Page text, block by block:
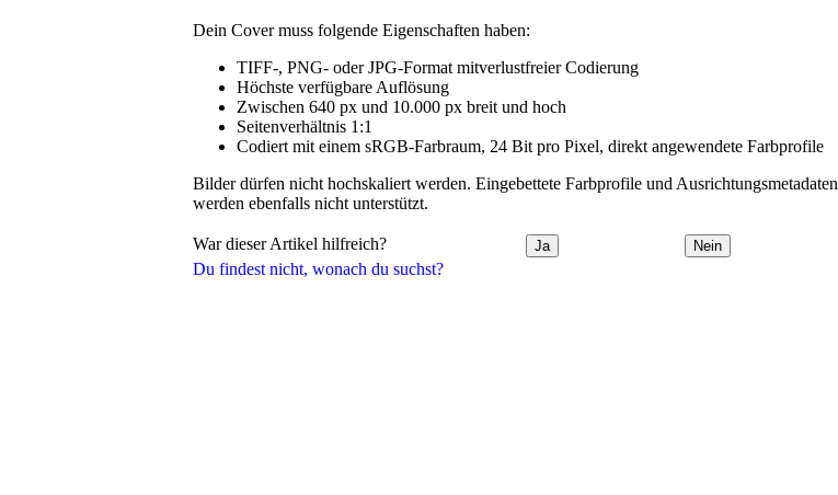
Du findest nicht, wonach du suchst?
Dein Cover muss folgende Eigenschaften haben:
TIFF-, PNG- oder JPG-Format mitverlustfreier Codierung
Höchste verfügbare Auflösung
Zwischen 640 px und 10.000 px breit und hoch
Seitenverhältnis 1:1
Codiert mit einem sRGB-Farbraum, 24 Bit pro Pixel, direkt angewendete Farbprofile
Bilder dürfen nicht hochskaliert werden. Eingebettete Farbprofile und Ausrichtungsmetadaten
werden ebenfalls nicht unterstützt.
War dieser Artikel hilfreich? Ja Nein